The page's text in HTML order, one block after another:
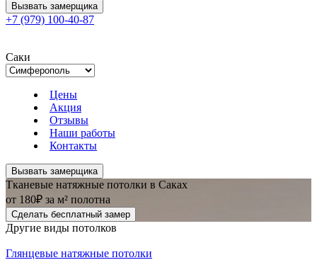
Вызвать замерщика
+7 (979) 100-40-87
Саки
Цены
Акция
Отзывы
Наши работы
Контакты
Вызвать замерщика
Тканевые натяжные потолки в Саках
от 180₽ за м² полотна
Сделать бесплатный замер
Другие виды потолков
Глянцевые натяжные потолки